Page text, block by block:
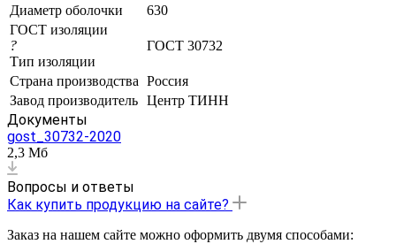
Диаметр оболочки
630
ГОСТ изоляции
?
Тип изоляции
ГОСТ 30732
Страна производства Россия
Завод производитель Центр ТИНН
Документы
gost_30732-2020
2,3 Мб
Вопросы и ответы
Как купить продукцию на сайте?
Заказ на нашем сайте можно оформить двумя способами: